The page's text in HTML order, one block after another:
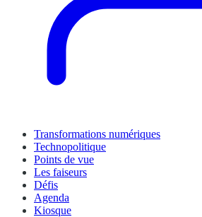
Transformations numériques
Technopolitique
Points de vue
Les faiseurs
Défis
Agenda
Kiosque